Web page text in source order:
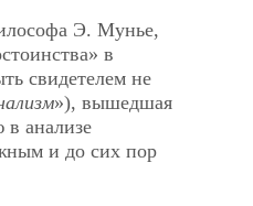
Э. Мунье,
в
свидетелем не
»), вышедшая
в анализе
и до сих пор